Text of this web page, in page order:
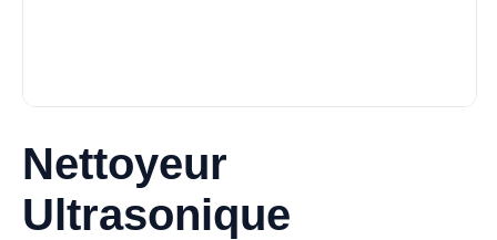
Nettoyeur
Ultrasonique